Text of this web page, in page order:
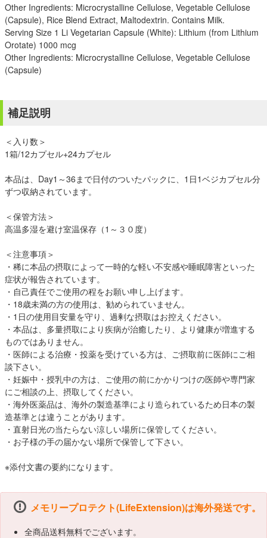
Other Ingredients: Microcrystalline Cellulose, Vegetable Cellulose
(Capsule), Rice Blend Extract, Maltodextrin. Contains Milk.
Serving Size 1 Li Vegetarian Capsule (White): Lithium (from Lithium
Orotate) 1000 mcg
Other Ingredients: Microcrystalline Cellulose, Vegetable Cellulose
(Capsule)
補足説明
＜入り数＞
1箱/12カプセル+24カプセル
本品は、Day1～36まで日付のついたパックに、1日1ベジカプセル分
ずつ収納されています。
＜保管方法＞
高温多湿を避け室温保存（1～３０度）
＜注意事項＞
・稀に本品の摂取によって一時的な軽い不安感や睡眠障害といった
症状が報告されています。
・自己責任でご使用の程をお願い申し上げます。
・18歳未満の方の使用は、勧められていません。
・1日の使用目安量を守り、過剰な摂取はお控えください。
・本品は、多量摂取により疾病が治癒したり、より健康が増進する
ものではありません。
・医師による治療・投薬を受けている方は、ご摂取前に医師にご相
談下さい。
・妊娠中・授乳中の方は、ご使用の前にかかりつけの医師や専門家
にご相談の上、摂取してください。
・海外医薬品は、海外の製造基準により造られているため日本の製
造基準とは違うことがあります。
・直射日光の当たらない涼しい場所に保管してください。
・お子様の手の届かない場所で保管して下さい。
※添付文書の要約になります。
メモリープロテクト(LifeExtension)は海外発送です。
全商品送料無料でございます。